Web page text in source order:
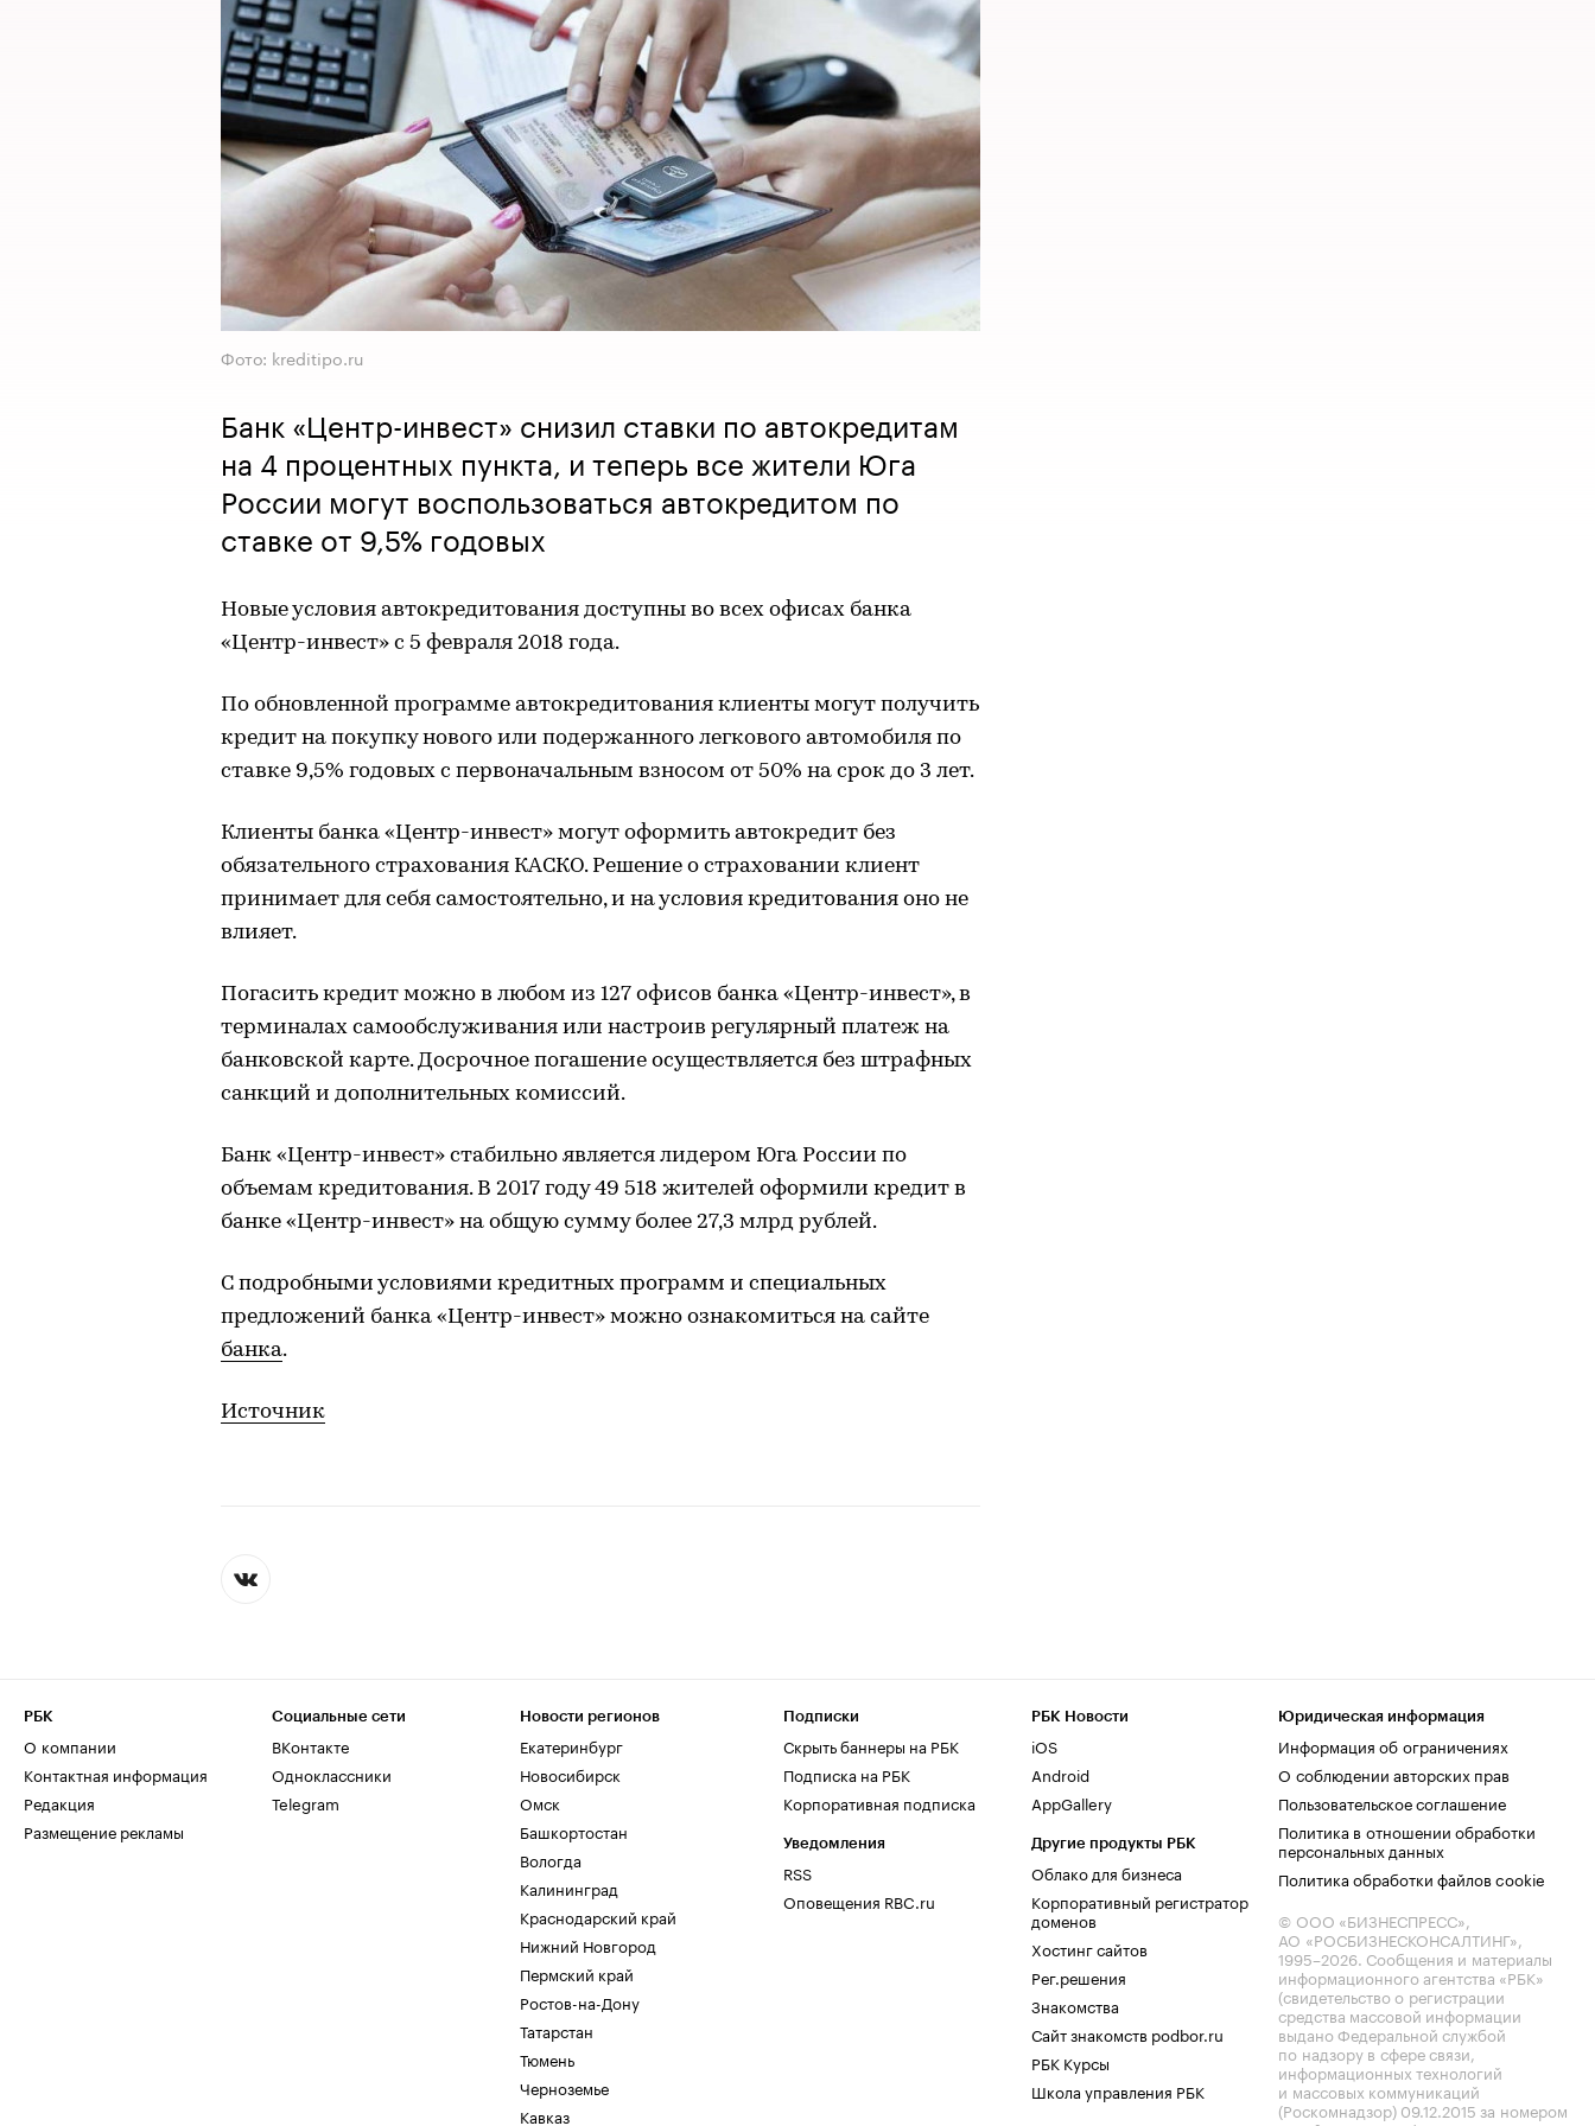
Фото: kreditipo.ru
Банк «Центр-инвест» снизил ставки по автокредитам
на 4 процентных пункта, и теперь все жители Юга
России могут воспользоваться автокредитом по
ставке от 9,5% годовых
Новые условия автокредитования доступны во всех офисах банка
«Центр-инвест» с 5 февраля 2018 года.
По обновленной программе автокредитования клиенты могут получить
кредит на покупку нового или подержанного легкового автомобиля по
ставке 9,5% годовых с первоначальным взносом от 50% на срок до 3 лет.
Клиенты банка «Центр-инвест» могут оформить автокредит без
обязательного страхования КАСКО. Решение о страховании клиент
принимает для себя самостоятельно, и на условия кредитования оно не
влияет.
Погасить кредит можно в любом из 127 офисов банка «Центр-инвест», в
терминалах самообслуживания или настроив регулярный платеж на
банковской карте. Досрочное погашение осуществляется без штрафных
санкций и дополнительных комиссий.
Банк «Центр-инвест» стабильно является лидером Юга России по
объемам кредитования. В 2017 году 49 518 жителей оформили кредит в
банке «Центр-инвест» на общую сумму более 27,3 млрд рублей.
С подробными условиями кредитных программ и специальных
предложений банка «Центр-инвест» можно ознакомиться на сайте
банка.
Источник
РБК
О компании
Контактная информация
Редакция
Размещение рекламы
Социальные сети
ВКонтакте
Одноклассники
Telegram
Новости регионов
Екатеринбург
Новосибирск
Омск
Башкортостан
Вологда
Калининград
Краснодарский край
Нижний Новгород
Пермский край
Ростов-на-Дону
Татарстан
Тюмень
Черноземье
Кавказ
Подписки
Скрыть баннеры на РБК
Подписка на РБК
Корпоративная подписка
Уведомления
RSS
Оповещения RBC.ru
РБК Новости
iOS
Android
AppGallery
Другие продукты РБК
Облако для бизнеса
Корпоративный регистратор
доменов
Хостинг сайтов
Рег.решения
Знакомства
Сайт знакомств podbor.ru
РБК Курсы
Школа управления РБК
Юридическая информация
Информация об ограничениях
О соблюдении авторских прав
Пользовательское соглашение
Политика в отношении обработки
персональных данных
Политика обработки файлов cookie
© ООО «БИЗНЕСПРЕСС»,
АО «РОСБИЗНЕСКОНСАЛТИНГ»,
1995–2026. Сообщения и материалы
информационного агентства «РБК»
(свидетельство о регистрации
средства массовой информации
выдано Федеральной службой
по надзору в сфере связи,
информационных технологий
и массовых коммуникаций
(Роскомнадзор) 09.12.2015 за номером